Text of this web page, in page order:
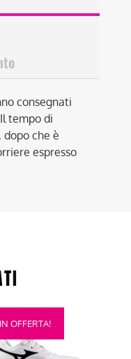
consegnati
tempo di
dopo che è
espresso
IN OFFERTA!